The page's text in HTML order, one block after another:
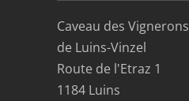
Caveau des Vignerons
de Luins-Vinzel
Route de l'Etraz 1
1184 Luins